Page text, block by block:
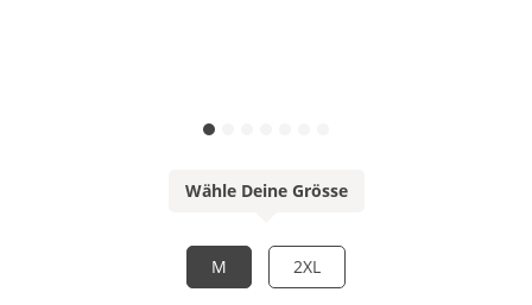
Wähle Deine Grösse
M 2XL